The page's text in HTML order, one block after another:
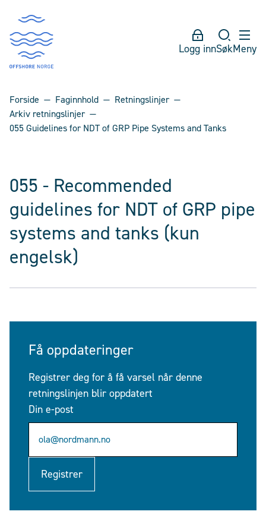
Logg innSøkMeny
Forside Faginnhold
Retningslinjer
Arkiv retningslinjer
055 Guidelines for NDT of GRP Pipe Systems and Tanks
055 - Recommended
guidelines for NDT of GRP pipe
systems and tanks (kun
engelsk)
Få oppdateringer
Registrer deg for å få varsel når denne
retningslinjen blir oppdatert
Din e-post
Registrer